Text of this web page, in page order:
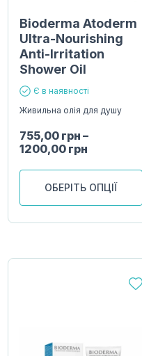
Bioderma Atoderm
Ultra-Nourishing
Anti-Irritation
Shower Oil
Є в наявності
Живильна олія для душу
755,00 грн –
1200,00 грн
ОБЕРІТЬ ОПЦІЇ